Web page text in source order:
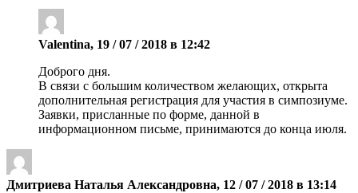
Valentina, 19 / 07 / 2018 в 12:42
Доброго дня.
В связи с большим количеством желающих, открыта
дополнительная регистрация для участия в симпозиуме.
Заявки, присланные по форме, данной в
информационном письме, принимаются до конца июля.
Дмитриева Наталья Александровна, 12 / 07 / 2018 в 13:14